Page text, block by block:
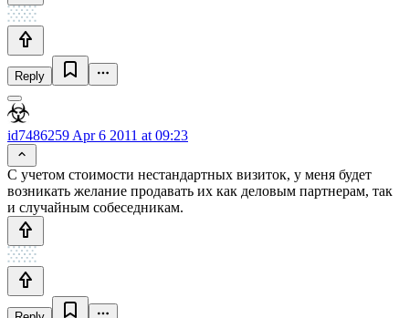
Reply
id7486259 Apr 6 2011 at 09:23
С учетом стоимости нестандартных визиток, у меня будет
возникать желание продавать их как деловым партнерам, так
и случайным собеседникам.